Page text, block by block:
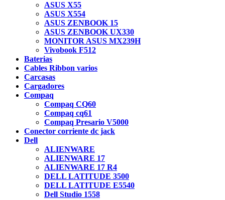
ASUS X55
ASUS X554
ASUS ZENBOOK 15
ASUS ZENBOOK UX330
MONITOR ASUS MX239H
Vivobook F512
Baterias
Cables Ribbon varios
Carcasas
Cargadores
Compaq
Compaq CQ60
Compaq cq61
Compaq Presario V5000
Conector corriente dc jack
Dell
ALIENWARE
ALIENWARE 17
ALIENWARE 17 R4
DELL LATITUDE 3500
DELL LATITUDE E5540
Dell Studio 1558